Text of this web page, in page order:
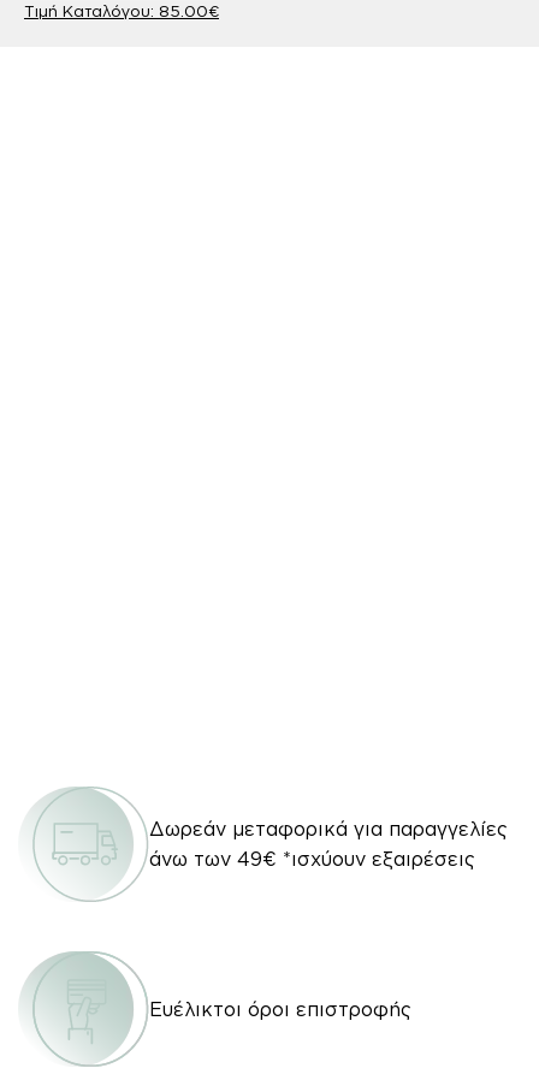
85.00€
Δωρεάν μεταφορικά για παραγγελίες
άνω των 49€ *ισχύουν εξαιρέσεις
Ευέλικτοι όροι επιστροφής